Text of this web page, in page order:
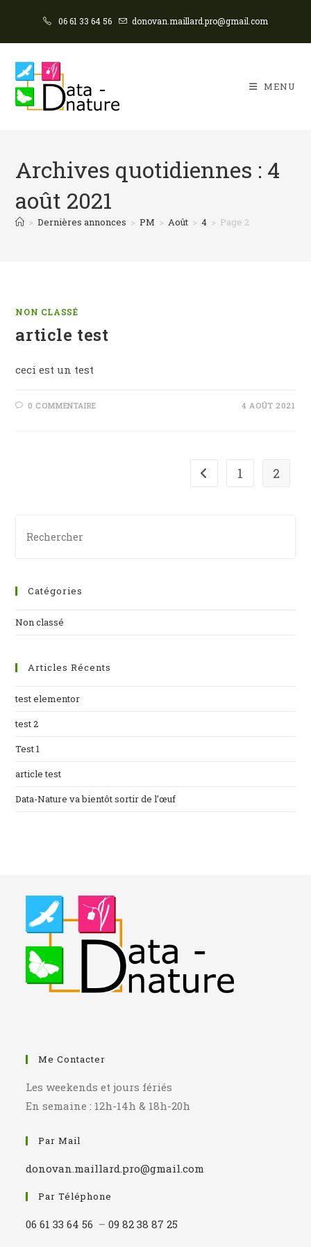
06 61 33 64 56 donovan.maillard.pro@gmail.com
MENU
Archives quotidiennes : 4
août 2021
> Dernières annonces > PM > Août > 4 > Page 2
NON CLASSÉ
article test
ceci est un test
0 COMMENTAIRE 4 AOÛT 2021
1 2
Catégories
Non classé
Articles Récents
test elementor
test 2
Test 1
article test
Data-Nature va bientôt sortir de l’œuf
Me Contacter
Les weekends et jours fériés
En semaine : 12h-14h & 18h-20h
Par Mail
donovan.maillard.pro@gmail.com
Par Téléphone
06 61 33 64 56 –09 82 38 87 25